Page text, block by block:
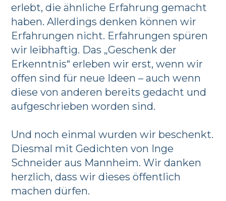
erlebt, die ähnliche Erfahrung gemacht
haben. Allerdings denken können wir
Erfahrungen nicht. Erfahrungen spüren
wir leibhaftig. Das „Geschenk der
Erkenntnis“ erleben wir erst, wenn wir
offen sind für neue Ideen – auch wenn
diese von anderen bereits gedacht und
aufgeschrieben worden sind.
Und noch einmal wurden wir beschenkt.
Diesmal mit Gedichten von Inge
Schneider aus Mannheim. Wir danken
herzlich, dass wir dieses öffentlich
machen dürfen.